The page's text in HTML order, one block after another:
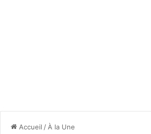
Accueil / À la Une